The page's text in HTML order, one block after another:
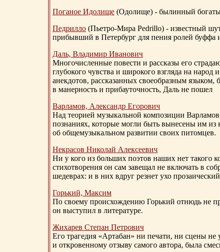
Поганое Идолище (Одолище) - былинный
Педрилло (Пьетро-Мира Pedrillo) - известный
прибывший в Петербург для пения ролей буффа
Даль, Владимир Иванович
Многочисленные повести и рассказы его
глубокого чувства и широкого взгляда на
анекдотов, рассказанных своеобразным
в манерность и прибауточность, Даль не пошел
Варламов, Александр Егорович
Над теорией музыкальной композиции
познаниях, которые могли быть вынесены им из
об общемузыкальном развитии своих питомцев.
Некрасов Николай Алексеевич
Ни у кого из больших поэтов наших нет такого
стихотворения он сам завещал не включать в
шедеврах: и в них вдруг резнет ухо
Горький, Максим
По своему происхождению Горький отнюдь не
он выступил в литературе.
Жихарев Степан Петрович
Его трагедия «Артабан» ни печати, ни сцены
и откровенному отзыву самого автора, была